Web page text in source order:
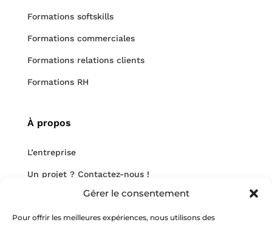
Gérer le consentement
Pour offrir les meilleures expériences, nous utilisons des
Formations softskills
Formations commerciales
Formations relations clients
Formations RH
À propos
L’entreprise
Un projet ? Contactez-nous !
Nous rejoindre
Notre blog